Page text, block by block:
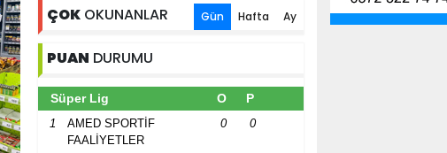
ÇOK OKUNANLAR Gün Hafta Ay
PUAN DURUMU
Süper Lig O P
1
AMED SPORTİF
FAALİYETLER
0 0